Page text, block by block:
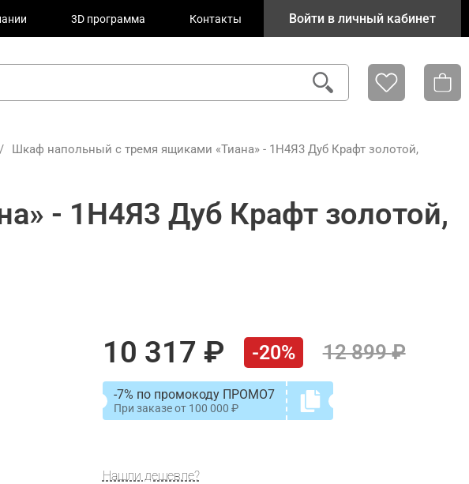
3D программа Контакты Войти в личный кабинет
/
Шкаф напольный с тремя ящиками «Тиана» - 1Н4Я3 Дуб Крафт золотой,
- 1Н4Я3 Дуб Крафт золотой,
10 317 -20% 12 899
-7% по промокоду ПРОМО7
При заказе от 100 000
Нашли дешевле?